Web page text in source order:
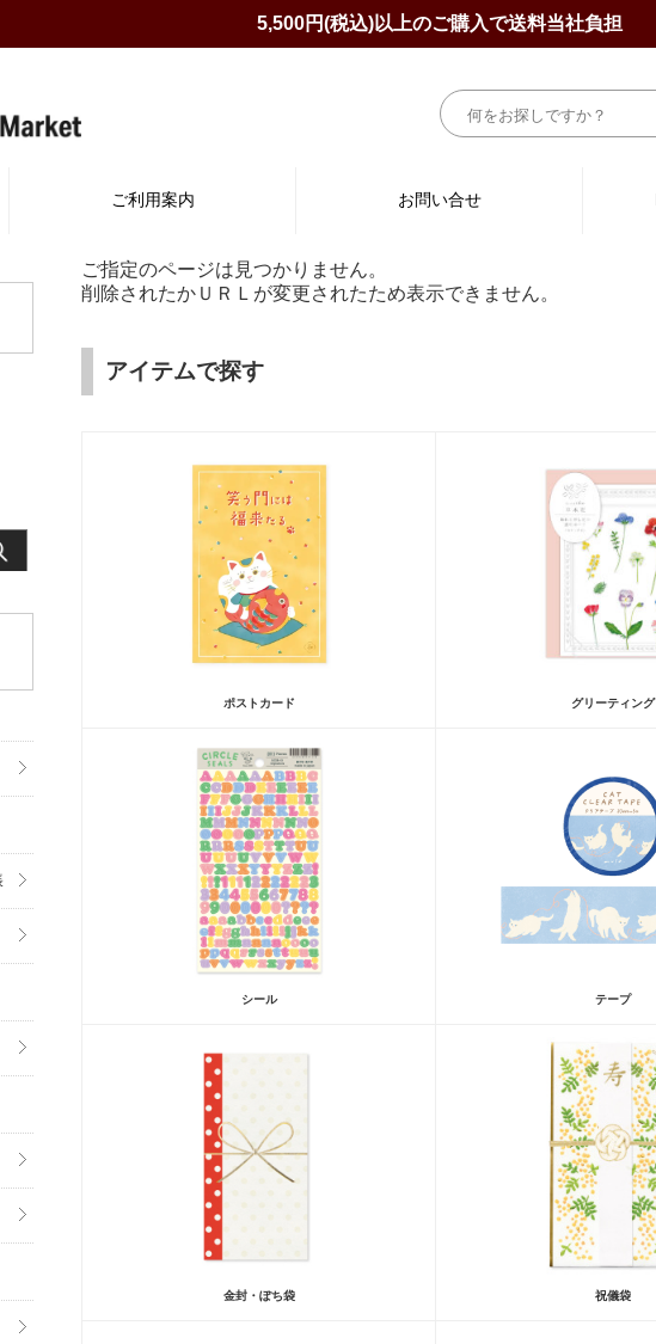
5,500円(税込)以上のご購入で送料当社負担
ご利用案内 お問い合せ
ご指定のページは見つかりません。
削除されたかＵＲＬが変更されたため表示できません。
アイテムで探す
ポストカード グリーティング
シール テープ
金封・ぽち袋 祝儀袋